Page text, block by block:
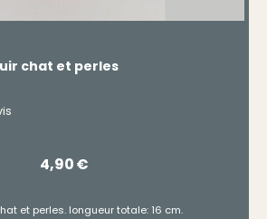
chat et perles
4,90€
et perles. longueur totale: 16 cm.